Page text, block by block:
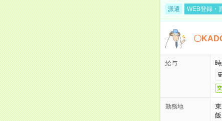
派遣 WEB登録・
〇
給与
勤務地